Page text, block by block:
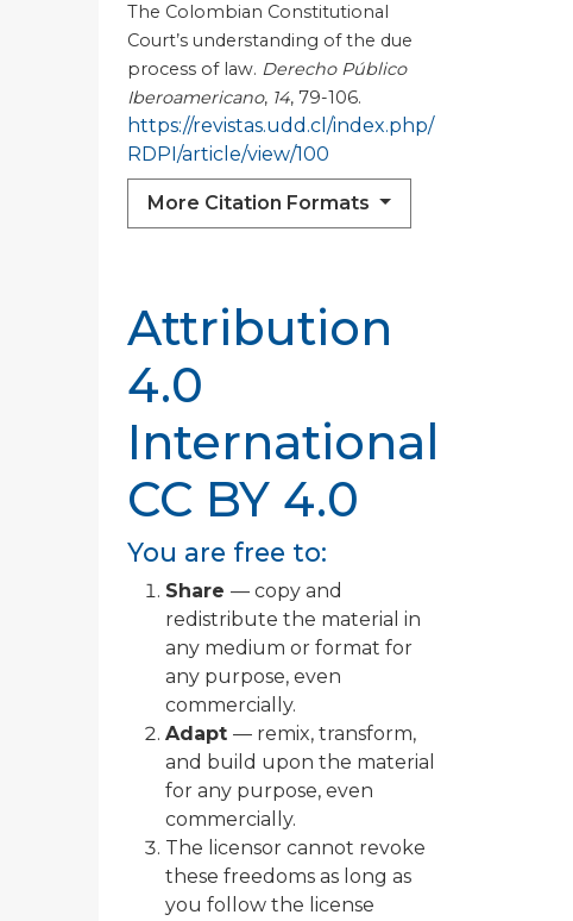
The Colombian Constitutional
Court’s understanding of the due
process of law. Derecho Público
Iberoamericano, 14, 79-106.
https://revistas.udd.cl/index.php/
RDPI/article/view/100
More Citation Formats
Attribution
4.0
International
CC BY 4.0
You are free to:
Share — copy and
redistribute the material in
any medium or format for
any purpose, even
commercially.
Adapt — remix, transform,
and build upon the material
for any purpose, even
commercially.
The licensor cannot revoke
these freedoms as long as
you follow the license